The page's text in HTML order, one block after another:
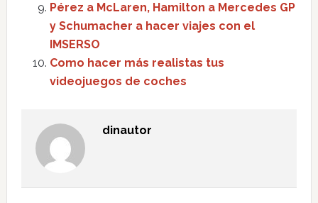
Pérez a McLaren, Hamilton a Mercedes GP
y Schumacher a hacer viajes con el
IMSERSO
Como hacer más realistas tus
videojuegos de coches
dinautor